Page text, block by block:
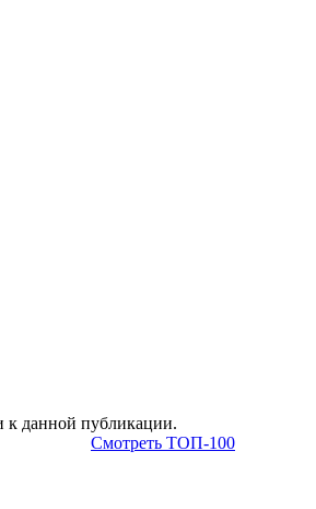
к данной публикации.
Смотреть ТОП-100